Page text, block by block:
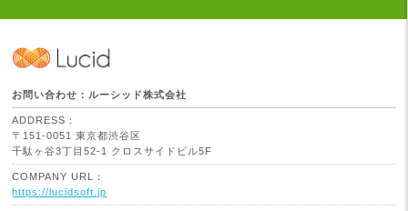
お問い合わせ：ルーシッド株式会社
ADDRESS：
〒151-0051 東京都渋谷区
千駄ヶ谷3丁目52-1 クロスサイドビル5F
COMPANY URL：
https://lucidsoft.jp